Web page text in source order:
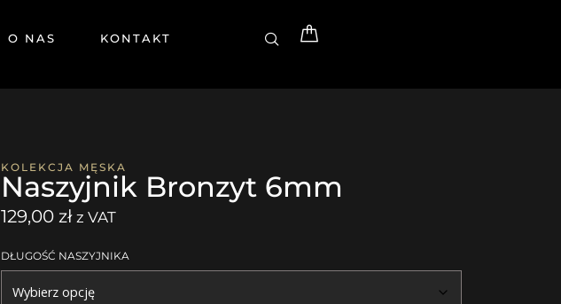
O NAS KONTAKT
KOLEKCJA MĘSKA
Naszyjnik Bronzyt 6mm
129,00 zł z VAT
DŁUGOŚĆ NASZYJNIKA